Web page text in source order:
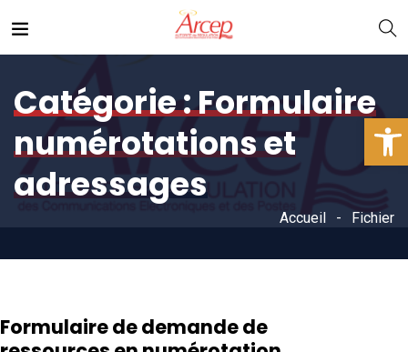
Catégorie :Formulaire
numérotations et
adressages
Accueil Fichier
Formulaire de demande de